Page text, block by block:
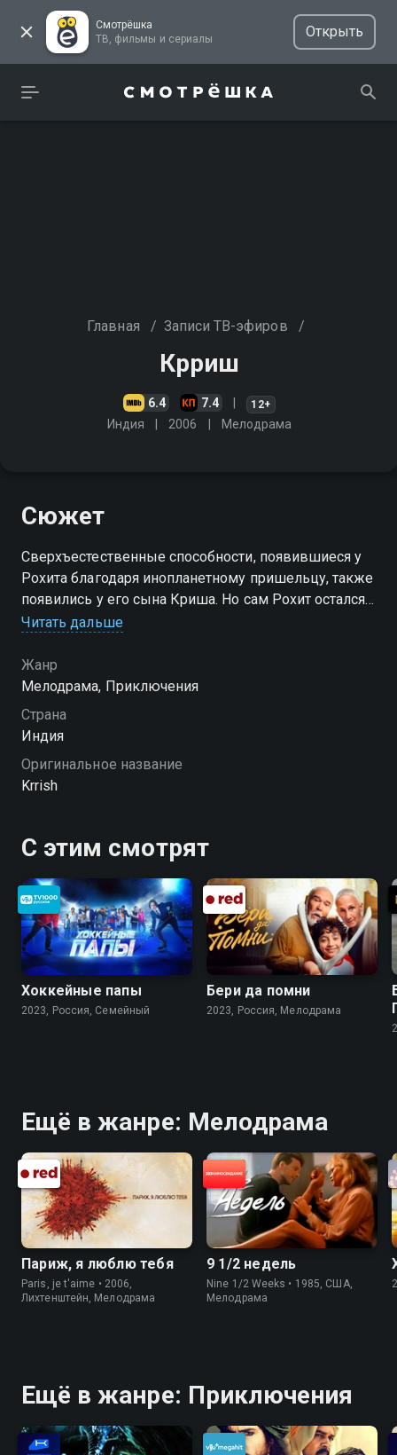
Смотрёшка
ТВ, фильмы и сериалы
Открыть
Главная / Записи ТВ-эфиров /
Крриш
6.4 7.4 12+
Индия 2006 Мелодрама
Сюжет
Сверхъестественные способности, появившиеся у
Рохита благодаря инопланетному пришельцу, также
появились у его сына Криша. Но сам Рохит остался
в плену у злого доктора Ария. Поэтому Криша
Читать дальше
Жанр
Мелодрама, Приключения
Страна
Индия
Оригинальное название
Krrish
С этим смотрят
Хоккейные папы
2023, Россия, Cемейный
Бери да помни
2023, Россия, Мелодрама
Ещё в жанре: Мелодрама
Париж, я люблю тебя
Paris, je t'aime • 2006,
Лихтенштейн, Мелодрама
9 1/2 недель
Nine 1/2 Weeks • 1985, США,
Мелодрама
Ещё в жанре: Приключения